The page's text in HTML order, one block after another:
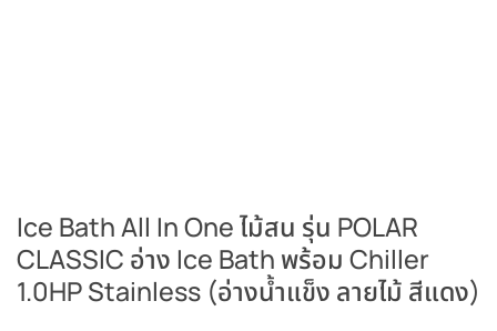
Ice Bath All In One ไม้สน รุ่น POLAR
CLASSIC อ่าง Ice Bath พร้อม Chiller
1.0HP Stainless (อ่างน้ำแข็ง ลายไม้ สีแดง)